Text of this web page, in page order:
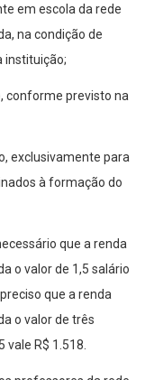
em escola da rede
na condição de
instituição;
previsto na
exclusivamente para
à formação do
que a renda
o valor de 1,5 salário
que a renda
o valor de três
R$ 1.518.